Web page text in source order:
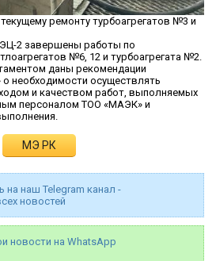
ремонту турбоагрегатов №3 и
2 завершены работы по
№6, 12 и турбоагрегата №2.
даны рекомендации
необходимости осуществлять
и качеством работ, выполняемых
персоналом ТОО «МАЭК» и
МЭ РК
на наш Telegram канал -
новостей
новости на WhatsApp